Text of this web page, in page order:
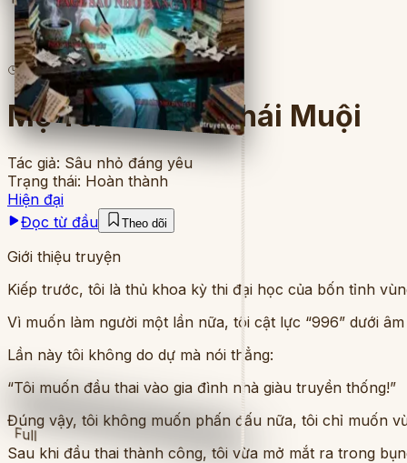
Full
7lượt đọc· 8chương
Mẹ Tôi Là Tiểu Thái Muội
Tác giả: Sâu nhỏ đáng yêu
Trạng thái: Hoàn thành
Hiện đại
Đọc từ đầu
Theo dõi
Giới thiệu truyện
Kiếp trước, tôi là thủ khoa kỳ thi đại học của bốn tỉnh
Vì muốn làm người một lần nữa, tôi cật lực “996” dưới
Lần này tôi không do dự mà nói thẳng:
“Tôi muốn đầu thai vào gia đình nhà giàu truyền thống!”
Đúng vậy, tôi không muốn phấn đấu nữa, tôi chỉ muốn
Sau khi đầu thai thành công, tôi vừa mở mắt ra trong